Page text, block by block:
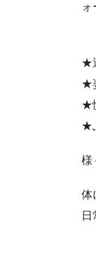
ォ
★
★
★
★
様
体